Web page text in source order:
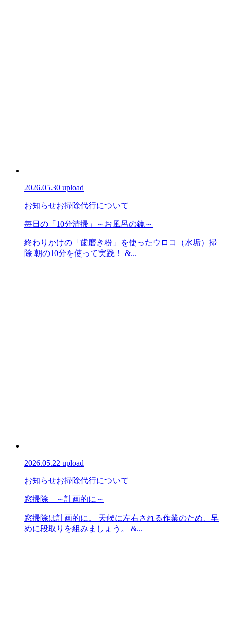
2026.05.30 upload
お知らせお掃除代行について
毎日の「10分清掃」～お風呂の鏡～
終わりかけの「歯磨き粉」を使ったウロコ（水垢）掃
除 朝の10分を使って実践！ &...
2026.05.22 upload
お知らせお掃除代行について
窓掃除 ～計画的に～
窓掃除は計画的に。 天候に左右される作業のため、早
めに段取りを組みましょう。 &...